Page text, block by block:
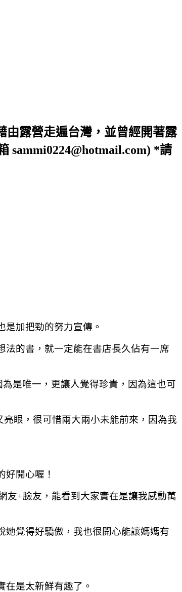
由露營走遍台灣，並曾經開著露
sammi0224@hotmail.com) *請
加把勁的努力宣傳。
法的書，就一定能在書店長久佔有一席
是唯一，更讓人覺得珍貴，因為這也可
眼，很可惜兩大兩小未能前來，因為我
開心喔！
友+臉友，能看到大家實在是讓我感動萬
她覺得好驕傲，我也很開心能讓媽媽有
是太新鮮有趣了。